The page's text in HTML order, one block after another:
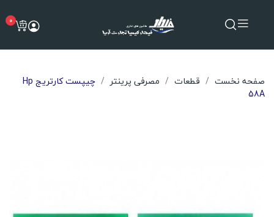
0
صفحه نخست قطعات مصرفی پرینتر
چیپست کارتریج Hp
58A